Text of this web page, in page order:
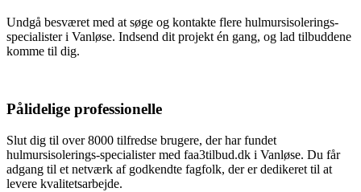
Undgå besværet med at søge og kontakte flere hulmursisolerings-
specialister i Vanløse. Indsend dit projekt én gang, og lad tilbuddene
komme til dig.
Pålidelige professionelle
Slut dig til over 8000 tilfredse brugere, der har fundet
hulmursisolerings-specialister med faa3tilbud.dk i Vanløse. Du får
adgang til et netværk af godkendte fagfolk, der er dedikeret til at
levere kvalitetsarbejde.